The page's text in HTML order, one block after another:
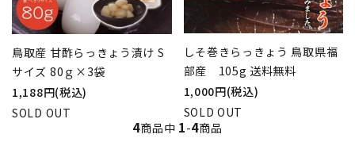
鳥取産 甘酢らっきょう漬け S
サイズ 80ｇ×3袋
1,188円(税込)
SOLD OUT
しそ巻きらっきょう 鳥取県福
部産 105g 送料無料
1,000円(税込)
SOLD OUT
4商品中 1-4商品